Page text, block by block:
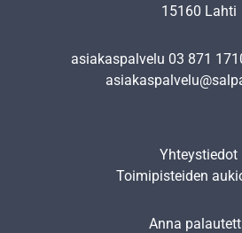
15160 Lahti
asiakaspalvelu 03 871
Yhteystiedot
Toimipisteiden
Anna